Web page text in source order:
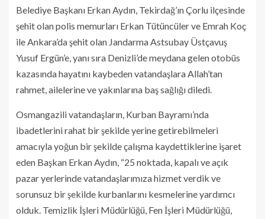
Belediye Başkanı Erkan Aydın, Tekirdağ’ın Çorlu ilçesinde
şehit olan polis memurları Erkan Tütüncüler ve Emrah Koç
ile Ankara’da şehit olan Jandarma Astsubay Üstçavuş
Yusuf Ergün’e, yanı sıra Denizli’de meydana gelen otobüs
kazasında hayatını kaybeden vatandaşlara Allah’tan
rahmet, ailelerine ve yakınlarına baş sağlığı diledi.
Osmangazili vatandaşların, Kurban Bayramı’nda
ibadetlerini rahat bir şekilde yerine getirebilmeleri
amacıyla yoğun bir şekilde çalışma kaydettiklerine işaret
eden Başkan Erkan Aydın, “25 noktada, kapalı ve açık
pazar yerlerinde vatandaşlarımıza hizmet verdik ve
sorunsuz bir şekilde kurbanlarını kesmelerine yardımcı
olduk. Temizlik İşleri Müdürlüğü, Fen İşleri Müdürlüğü,